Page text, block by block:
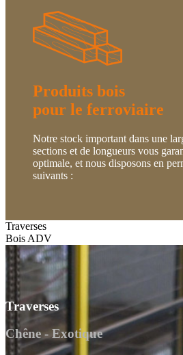
Produits bois
pour le ferroviaire
Notre stock important dans une
sections et de longueurs vous
optimale, et nous disposons en
suivants :
Traverses
Bois ADV
Traverses
Chêne - Exotique